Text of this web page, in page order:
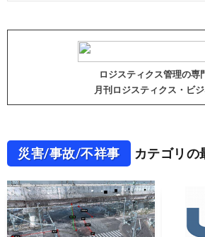
ロジスティクス管理の専
月刊ロジスティクス・ビ
災害/事故/不祥事 カテゴリの